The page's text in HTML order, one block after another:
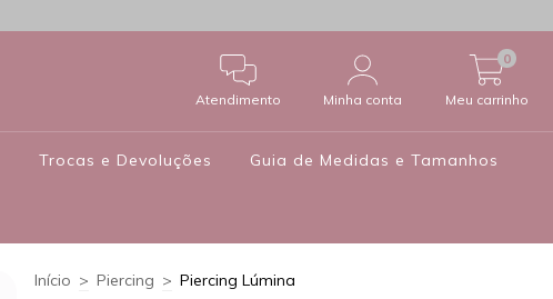
Atendimento Minha conta Meu carrinho
0
Trocas e Devoluções Guia de Medidas e Tamanhos
Início > Piercing > Piercing Lúmina